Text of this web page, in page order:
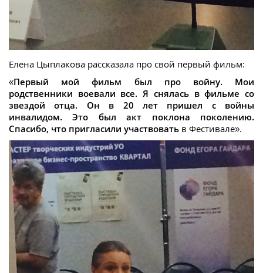
Елена Цыплакова рассказала про свой первый фильм:
«Первый мой фильм был про войну. Мои
родственники воевали все. Я снялась в фильме со
звездой отца. Он в 20 лет пришел с войны
инвалидом. Это был акт поклона поколению.
Спасибо, что пригласили участвовать в Фестивале».